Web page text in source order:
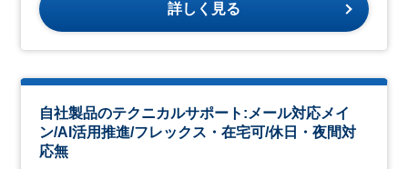
詳しく見る
自社製品のテクニカルサポート:メール対応メイ
ン/AI活用推進/フレックス・在宅可/休日・夜間対
応無